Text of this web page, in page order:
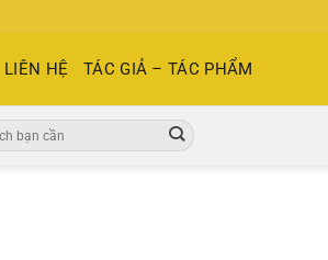
LIÊN HỆ TÁC GIẢ – TÁC PHẨM